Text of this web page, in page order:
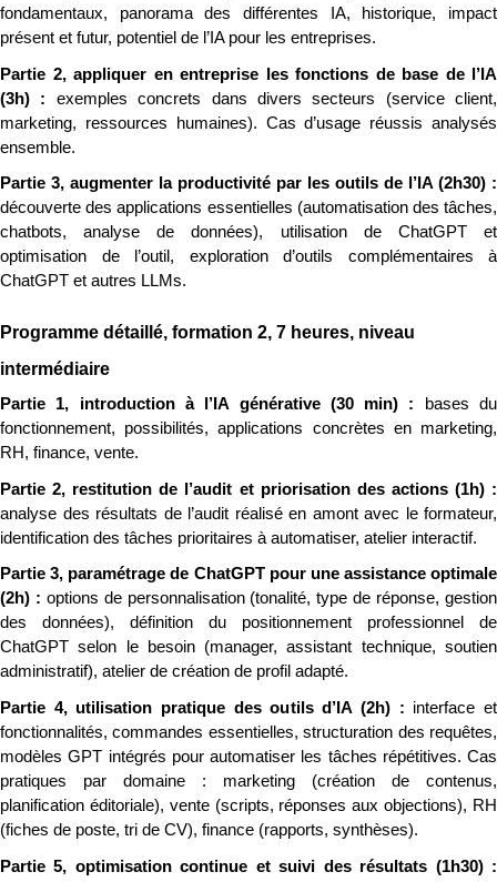
fondamentaux, panorama des différentes IA, historique, impact
présent et futur, potentiel de l’IA pour les entreprises.
Partie 2, appliquer en entreprise les fonctions de base de l’IA
(3h) : exemples concrets dans divers secteurs (service client,
marketing, ressources humaines). Cas d’usage réussis analysés
ensemble.
découverte des applications essentielles (automatisation des tâches,
chatbots, analyse de données), utilisation de ChatGPT et
optimisation de l’outil, exploration d’outils complémentaires à
ChatGPT et autres LLMs.
Programme détaillé, formation 2, 7 heures, niveau
intermédiaire
Partie 1, introduction à l’IA générative (30 min) :
bases du
fonctionnement, possibilités, applications concrètes en marketing,
RH, finance, vente.
analyse des résultats de l’audit réalisé en amont avec le formateur,
identification des tâches prioritaires à automatiser, atelier interactif.
Partie 3, paramétrage de ChatGPT pour une assistance optimale
(2h) : options de personnalisation (tonalité, type de réponse, gestion
des données), définition du positionnement professionnel de
ChatGPT selon le besoin (manager, assistant technique, soutien
administratif), atelier de création de profil adapté.
Partie 4, utilisation pratique des outils d’IA (2h) : interface et
fonctionnalités, commandes essentielles, structuration des requêtes,
modèles GPT intégrés pour automatiser les tâches répétitives. Cas
pratiques par domaine : marketing (création de contenus,
planification éditoriale), vente (scripts, réponses aux objections), RH
(fiches de poste, tri de CV), finance (rapports, synthèses).